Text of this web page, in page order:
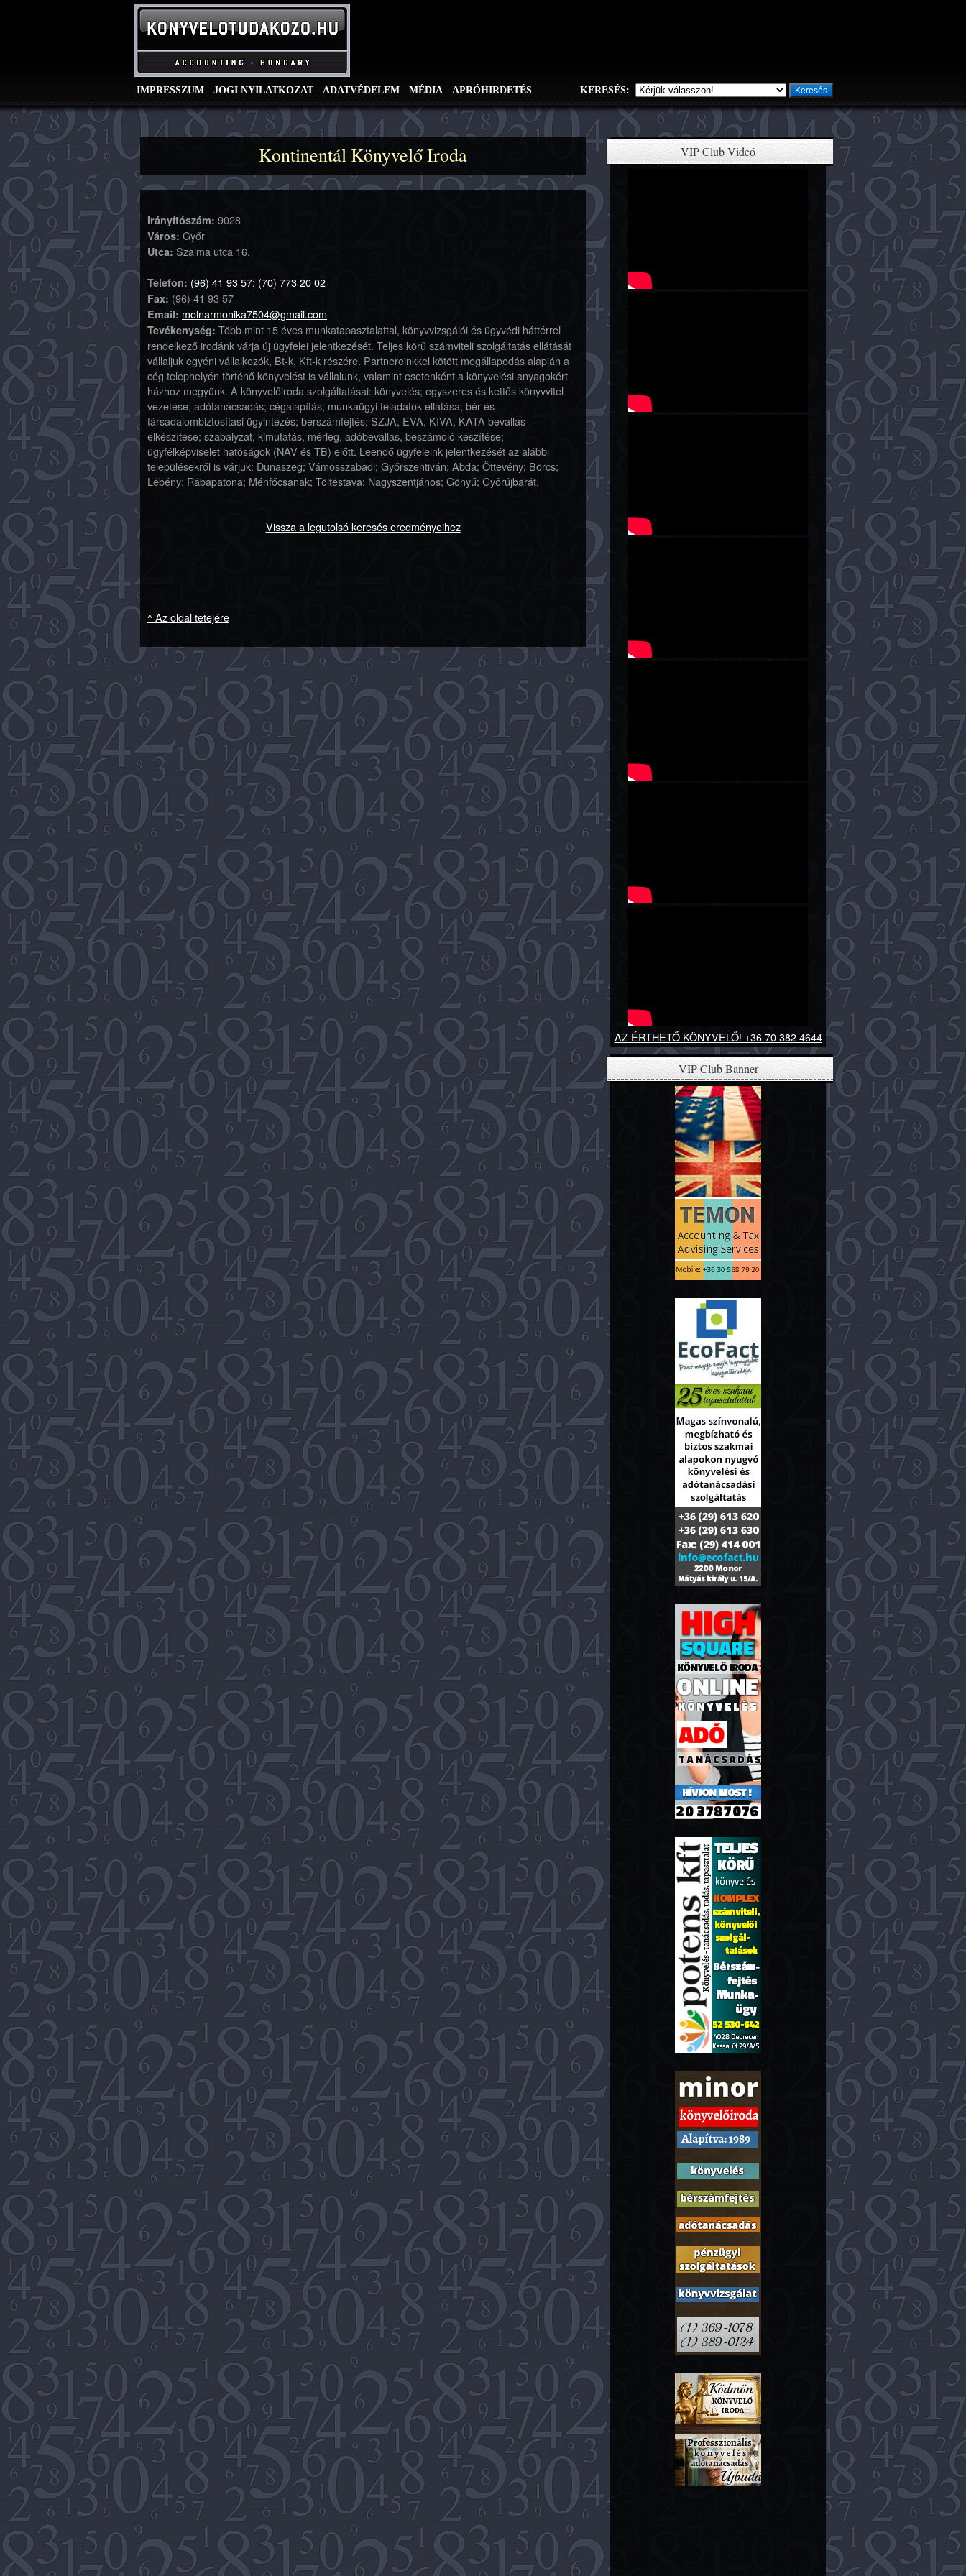
IMPRESSZUM JOGI NYILATKOZAT ADATVÉDELEM MÉDIA APRÓHIRDETÉS KERESÉS: Keresés
Kontinentál Könyvelő Iroda
Irányítószám: 9028
Város: Győr
Utca: Szalma utca 16.
Telefon: (96) 41 93 57; (70) 773 20 02
Fax: (96) 41 93 57
Email: molnarmonika7504@gmail.com
Tevékenység: Több mint 15 éves munkatapasztalattal, könyvvizsgálói és ügyvédi háttérrel
rendelkező irodánk várja új ügyfelei jelentkezését. Teljes körű számviteli szolgáltatás ellátását
vállaljuk egyéni vállalkozók, Bt-k, Kft-k részére. Partnereinkkel kötött megállapodás alapján a
cég telephelyén történő könyvelést is vállalunk, valamint esetenként a könyvelési anyagokért
házhoz megyünk. A könyvelőiroda szolgáltatásai: könyvelés; egyszeres és kettős könyvvitel
vezetése; adótanácsadás; cégalapítás; munkaügyi feladatok ellátása; bér és
társadalombiztosítási ügyintézés; bérszámfejtés; SZJA, EVA, KIVA, KATA bevallás
elkészítése; szabályzat, kimutatás, mérleg, adóbevallás, beszámoló készítése;
ügyfélképviselet hatóságok (NAV és TB) előtt. Leendő ügyfeleink jelentkezését az alábbi
településekről is várjuk: Dunaszeg; Vámosszabadi; Győrszentiván; Abda; Öttevény; Börcs;
Lébény; Rábapatona; Ménfőcsanak; Töltéstava; Nagyszentjános; Gönyű; Győrújbarát.
Vissza a legutolsó keresés eredményeihez
^ Az oldal tetejére
VIP Club Videó
AZ ÉRTHETŐ KÖNYVELŐ! +36 70 382 4644
VIP Club Banner